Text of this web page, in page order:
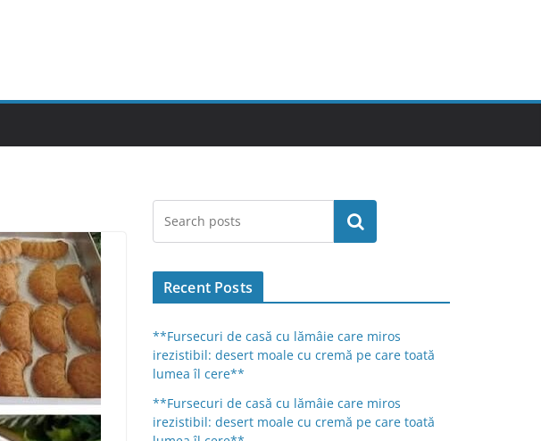
Search
Recent Posts
**Fursecuri de casă cu lămâie care miros
irezistibil: desert moale cu cremă pe care toată
lumea îl cere**
**Fursecuri de casă cu lămâie care miros
irezistibil: desert moale cu cremă pe care toată